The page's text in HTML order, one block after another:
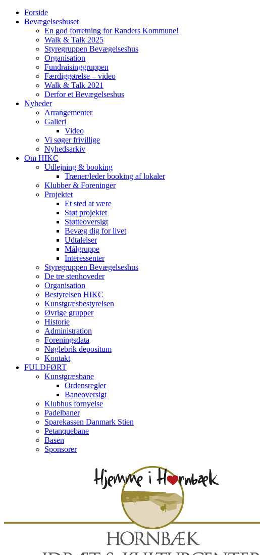
Forside
Bevægelseshuset
En god forretning for Randers Kommune!
Walk & Talk 2025
Styregruppen Bevægelseshus
Organisation
Fundraisinggruppen
Færdiggørelse – video
Walk & Talk 2021
Derfor et Bevægelseshus
Nyheder
Arrangementer
Galleri
Video
Vi søger frivillige
Nyhedsarkiv
Om HIKC
Udlejning & booking
Træner/leder booking af lokaler
Klubber & Foreninger
Projektet
Et sted at være
Støt projektet
Støtteoversigt
Bevæg dig for livet
Udtalelser
Målgruppe
Interessenter
Styregruppen Bevægelseshus
De tre stenhoveder
Organisation
Bestyrelsen HIKC
Kunstgræsbestyrelsen
Øvrige grupper
Historie
Administration
Foreningsdata
Nøglebrik depositum
Kontakt
FULDFØRT
Kunstgræsbane
Ordensregler
Baneoversigt
Klubhus fornyelse
Padelbaner
Sparekassen Danmark Stien
Petanquebane
Basen
Sponsorer